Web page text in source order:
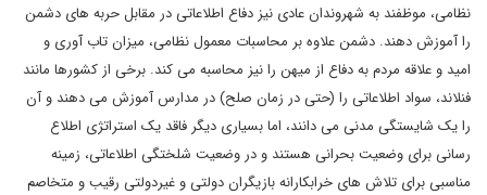
نظامی، موظفند به شهروندان عادی نیز دفاع اطلاعاتی در مقابل حربه های دشمن
را آموزش دهند. دشمن علاوه بر محاسبات معمول نظامی، میزان تاب آوری و
امید و علاقه مردم به دفاع از میهن را نیز محاسبه می کند. برخی از کشورها مانند
فنلاند، سواد اطلاعاتی را (حتی در زمان صلح) در مدارس آموزش می دهند و آن
را یک شایستگی مدنی می دانند، اما بسیاری دیگر فاقد یک استراتژی اطلاع
رسانی برای وضعیت بحرانی هستند و در وضعیت شلختگی اطلاعاتی، زمینه
مناسبی برای تلاش های خرابکارانه بازیگران دولتی و غیردولتی رقیب و متخاصم